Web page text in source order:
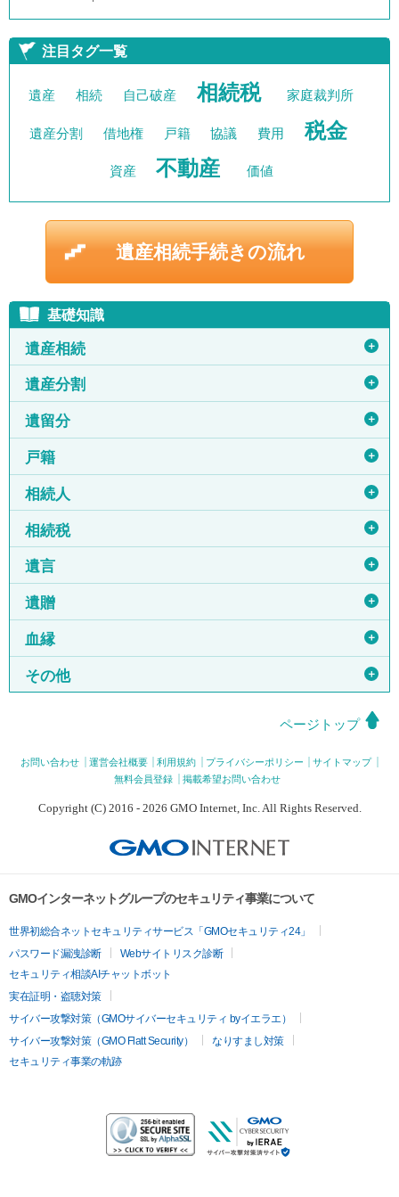
注目タグ一覧
遺産 相続 自己破産 相続税 家庭裁判所
遺産分割 借地権 戸籍 協議 費用 税金
資産 不動産 価値
遺産相続手続きの流れ
基礎知識
遺産相続 ＋
遺産分割 ＋
遺留分 ＋
戸籍 ＋
相続人 ＋
相続税 ＋
遺言 ＋
遺贈 ＋
血縁 ＋
その他 ＋
ページトップ
お問い合わせ 運営会社概要 利用規約 プライバシーポリシー
サイトマップ
無料会員登録
掲載希望お問い合わせ
Copyright (C) 2016 - 2026 GMO Internet, Inc. All Rights Reserved.
GMOインターネットグループのセキュリティ事業について
世界初総合ネットセキュリティサービス「GMOセキュリティ24」
パスワード漏洩診断
Webサイトリスク診断
セキュリティ相談AIチャットボット
実在証明・盗聴対策
サイバー攻撃対策（GMOサイバーセキュリティ byイエラエ）
サイバー攻撃対策（GMO Flatt Security）
なりすまし対策
セキュリティ事業の軌跡